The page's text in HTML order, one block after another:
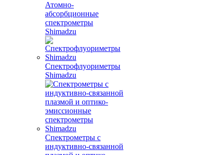
Атомно-
абсорбционные
спектрометры
Shimadzu
Спектрофлуориметры
Shimadzu
Спектрометры с
индуктивно-связанной